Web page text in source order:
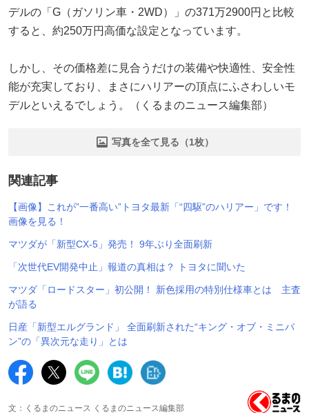
デルの「G（ガソリン車・2WD）」の371万2900円と比較
すると、約250万円高価な設定となっています。
しかし、その価格差に見合うだけの装備や快適性、安全性
能が充実しており、まさにハリアーの頂点にふさわしいモ
デルといえるでしょう。（くるまのニュース編集部）
写真を全て見る（1枚）
関連記事
【画像】これが”一番高い”トヨタ最新「“四駆”のハリアー」です！
画像を見る！
マツダが「新型CX-5」発売！ 9年ぶり全面刷新
「次世代EV開発中止」報道の真相は？ トヨタに聞いた
マツダ「ロードスター」初公開！ 新色採用の特別仕様車とは 主査
が語る
日産「新型エルグランド」 全面刷新された“キング・オブ・ミニバ
ン”の「異次元な走り」とは
文：くるまのニュース くるまのニュース編集部